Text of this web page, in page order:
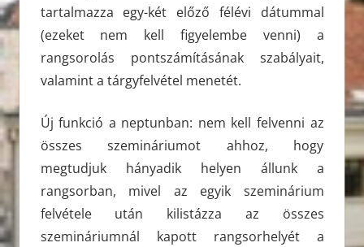
tartalmazza egy-két előző félévi dátummal
(ezeket nem kell figyelembe venni) a
rangsorolás pontszámításának szabályait,
valamint a tárgyfelvétel menetét.
Új funkció a neptunban: nem kell felvenni az
összes szemináriumot ahhoz, hogy
megtudjuk hányadik helyen állunk a
rangsorban, mivel az egyik szeminárium
felvétele után kilistázza az összes
szemináriumnál kapott rangsorhelyét a